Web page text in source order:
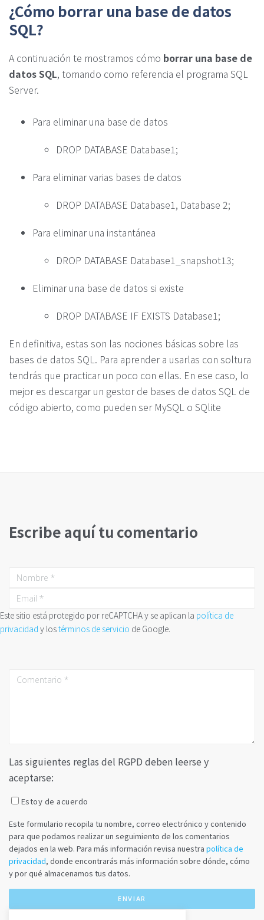
¿Cómo borrar una base de datos
SQL?
A continuación te mostramos cómo borrar una base de
datos SQL, tomando como referencia el programa SQL
Server.
Para eliminar una base de datos
DROP DATABASE Database1;
Para eliminar varias bases de datos
DROP DATABASE Database1, Database 2;
Para eliminar una instantánea
DROP DATABASE Database1_snapshot13;
Eliminar una base de datos si existe
DROP DATABASE IF EXISTS Database1;
En definitiva, estas son las nociones básicas sobre las
bases de datos SQL. Para aprender a usarlas con soltura
tendrás que practicar un poco con ellas. En ese caso, lo
mejor es descargar un gestor de bases de datos SQL de
código abierto, como pueden ser MySQL o SQlite
Escribe aquí tu comentario
Este sitio está protegido por reCAPTCHA y se aplican la política de
privacidad y lostérminos de servicio de Google.
Las siguientes reglas del RGPD deben leerse y
aceptarse:
Estoy de acuerdo
Este formulario recopila tu nombre, correo electrónico y contenido
para que podamos realizar un seguimiento de los comentarios
dejados en la web. Para más información revisa nuestra política de
privacidad, donde encontrarás más información sobre dónde, cómo
y por qué almacenamos tus datos.